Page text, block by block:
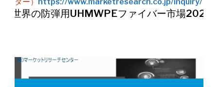
世界の防弾用UHMWPEファイバー市場2026